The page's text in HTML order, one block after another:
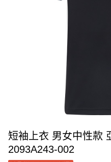
短袖上衣 男女中性款 亞洲版 田徑上衣
2093A243-002